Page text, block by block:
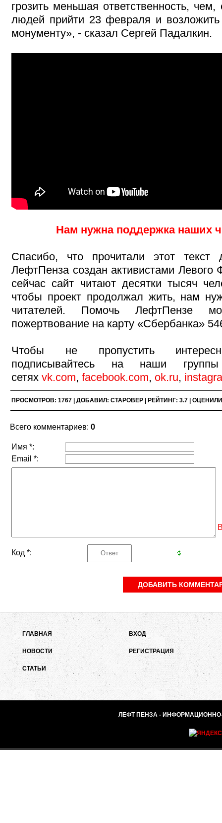
грозить меньшая ответственность,
людей прийти 23 февраля и возложить
монументу», - сказал Сергей Падалкин.
Нам нужна поддержка наших
Спасибо, что прочитали этот
ЛефтПенза создан активистами Левого
сейчас сайт читают десятки тысяч
чтобы проект продолжал жить, нам
читателей. Помочь ЛефтПензе
пожертвование на карту «Сбербанка»
Чтобы не пропустить
подписывайтесь на наши
сетях vk.com, facebook.com, ok.ru,
ПРОСМОТРОВ: 1767 ДОБАВИЛ : СТАРОВЕР РЕЙТИНГ: 3.7 ОЦЕНИЛИ
Всего комментариев: 0
Имя *:
Email *:
Код *:
ГЛАВНАЯ
НОВОСТИ
СТАТЬИ
ВХОД
РЕГИСТРАЦИЯ
ЛЕФТ ПЕНЗА - ИНФОРМАЦИОННО-